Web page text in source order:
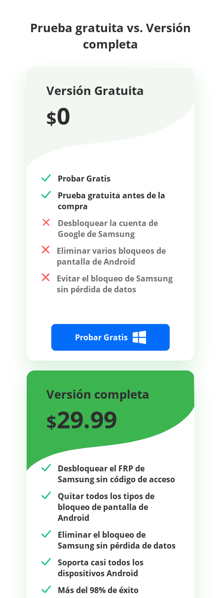
Prueba gratuita vs. Versión
completa
Versión Gratuita
$0
Probar Gratis
Prueba gratuita antes de la
compra
Desbloquear la cuenta de
Google de Samsung
Eliminar varios bloqueos de
pantalla de Android
Evitar el bloqueo de Samsung
sin pérdida de datos
Probar Gratis
Versión completa
$29.99
Desbloquear el FRP de
Samsung sin código de acceso
Quitar todos los tipos de
bloqueo de pantalla de
Android
Eliminar el bloqueo de
Samsung sin pérdida de datos
Soporta casi todos los
dispositivos Android
Más del 98% de éxito